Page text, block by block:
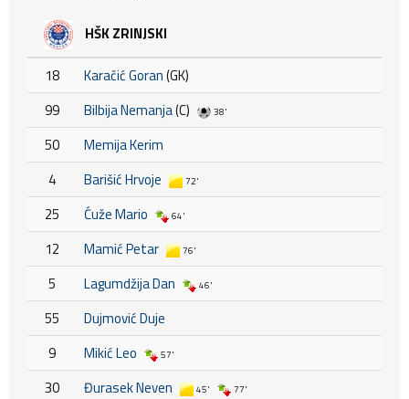
HŠK ZRINJSKI
18 Karačić Goran(GK)
99
Bilbija Nemanja(C) 38'
50
Memija Kerim
4
Barišić Hrvoje 72'
25 Ćuže Mario 64'
12 Mamić Petar 76'
5 Lagumdžija Dan 46'
55
Dujmović Duje
9
Mikić Leo 57'
30 Đurasek Neven 45' 77'